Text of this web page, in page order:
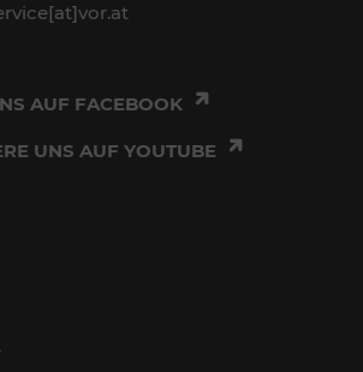
AUF FACEBOOK
UNS AUF YOUTUBE